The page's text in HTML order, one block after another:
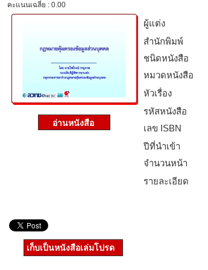
คะแนนเฉลี่ย : 0.00
ผู้แต่ง
สำนักพิมพ์
ชนิดหนังสือ­
หมวดหนังสือ­
หัวเรื่อง
รหัสหนังสือ­
เลข ISBN
ปีที่นำเข้า
จำนวนหน้า
รายละเอียด
เก็บเป็นหนังสือเล่มโปรด